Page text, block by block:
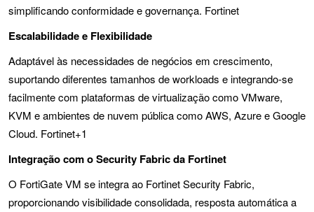
simplificando conformidade e governança. Fortinet
Escalabilidade e Flexibilidade
Adaptável às necessidades de negócios em crescimento,
suportando diferentes tamanhos de workloads e integrando-se
facilmente com plataformas de virtualização como VMware,
KVM e ambientes de nuvem pública como AWS, Azure e Google
Cloud. Fortinet+1
Integração com o Security Fabric da Fortinet
O FortiGate VM se integra ao Fortinet Security Fabric,
proporcionando visibilidade consolidada, resposta automática a